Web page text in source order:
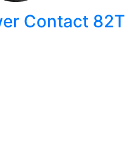
Contact 82T